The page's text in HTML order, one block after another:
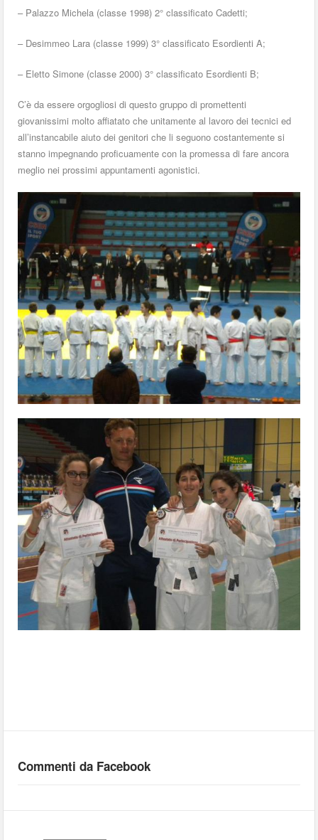
– Palazzo Michela (classe 1998) 2° classificato Cadetti;
– Desimmeo Lara (classe 1999) 3° classificato Esordienti A;
– Eletto Simone (classe 2000) 3° classificato Esordienti B;
C’è da essere orgogliosi di questo gruppo di promettenti
giovanissimi molto affiatato che unitamente al lavoro dei tecnici ed
all’instancabile aiuto dei genitori che li seguono costantemente si
stanno impegnando proficuamente con la promessa di fare ancora
meglio nei prossimi appuntamenti agonistici.
Commenti da Facebook